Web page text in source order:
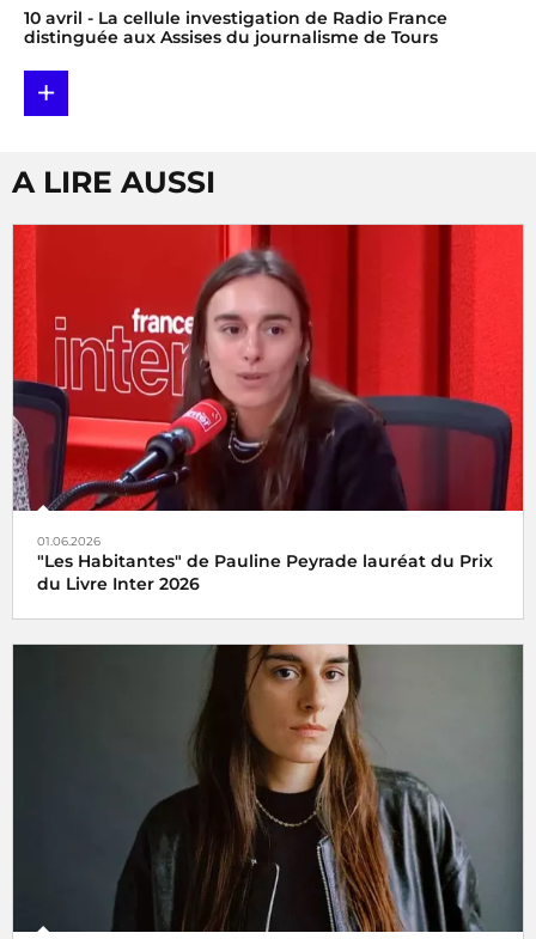
10 avril - La cellule investigation de Radio France
distinguée aux Assises du journalisme de Tours
+
A LIRE AUSSI
01.06.2026
"Les Habitantes" de Pauline Peyrade lauréat du Prix
du Livre Inter 2026